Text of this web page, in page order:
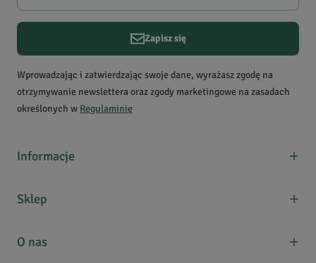
Zapisz się
Wprowadzając i zatwierdzając swoje dane, wyrażasz zgodę na
otrzymywanie newslettera oraz zgody marketingowe na zasadach
określonych w Regulaminie
Informacje
Formy płatności
Kontakt
Sklep
O nas